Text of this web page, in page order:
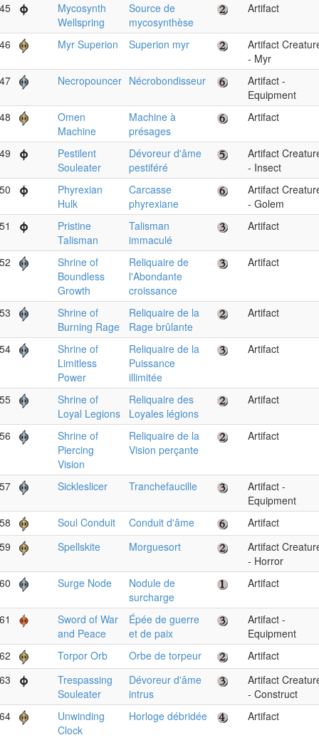
Mycosynth
Wellspring
Source de
mycosynthèse
Artifact
Myr Superion Superion myr
Artifact
- Myr
Necropouncer Nécrobondisseur
Artifact -
Equipment
Omen
Machine
Machine à
présages
Artifact
Pestilent
Souleater
Dévoreur d'âme
pestiféré
Artifact
- Insect
Phyrexian
Hulk
Carcasse
phyrexiane
Artifact
- Golem
Pristine
Talisman
Talisman
immaculé
Artifact
Shrine of
Boundless
Growth
Reliquaire de
l'Abondante
croissance
Artifact
Shrine of
Burning Rage
Reliquaire de la
Rage brûlante
Artifact
Shrine of
Limitless
Power
Reliquaire de la
Puissance
illimitée
Artifact
Shrine of
Loyal Legions
Reliquaire des
Loyales légions
Artifact
Shrine of
Piercing
Vision
Reliquaire de la
Vision perçante
Artifact
Sickleslicer Tranchefaucille
Artifact -
Equipment
Soul Conduit Conduit d'âme
Artifact
Spellskite Morguesort
Artifact
- Horror
Surge Node
Nodule de
surcharge
Artifact
Sword of War
and Peace
Épée de guerre
et de paix
Artifact -
Equipment
Torpor Orb Orbe de torpeur
Artifact
Trespassing
Souleater
Dévoreur d'âme
intrus
Artifact
- Construct
Unwinding
Clock
Horloge débridée Artifact